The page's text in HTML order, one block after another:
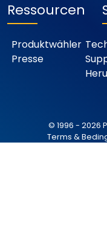
Ressourcen
Produktwähler
Presse
© 1996 - 2026
Terms &